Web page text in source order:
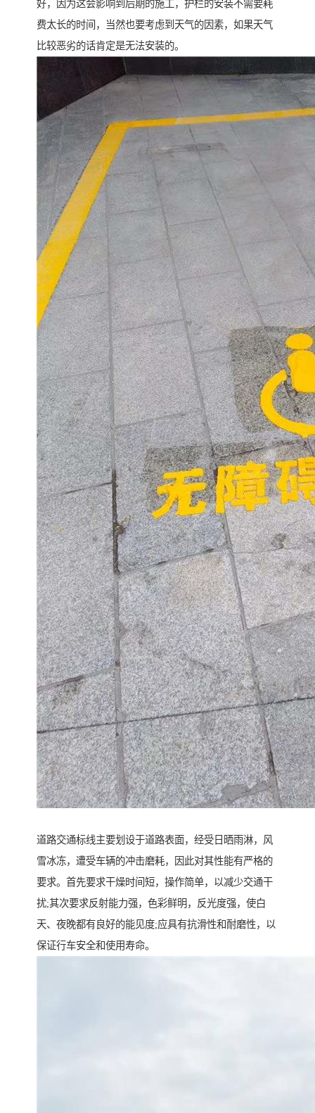
好，因为这会影响到后期的施工，护栏的安装不需要耗
费太长的时间，当然也要考虑到天气的因素，如果天气
比较恶劣的话肯定是无法安装的。
道路交通标线主要划设于道路表面，经受日晒雨淋，风
雪冰冻，遭受车辆的冲击磨耗，因此对其性能有严格的
要求。首先要求干燥时间短，操作简单，以减少交通干
扰;其次要求反射能力强，色彩鲜明，反光度强，使白
天、夜晚都有良好的能见度;应具有抗滑性和耐磨性，以
保证行车安全和使用寿命。